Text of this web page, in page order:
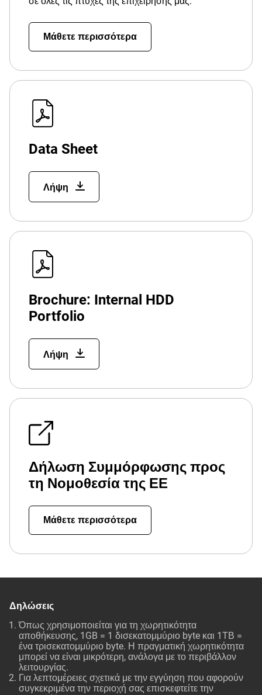
Μάθετε περισσότερα
Data Sheet
Λήψη
Brochure: Internal HDD
Portfolio
Λήψη
Δήλωση Συμμόρφωσης προς
τη Νομοθεσία της ΕΕ
Μάθετε περισσότερα
Δηλώσεις
Όπως χρησιμοποιείται για τη χωρητικότητα
αποθήκευσης, 1GB = 1 δισεκατομμύριο byte και 1ΤΒ =
ένα τρισεκατομμύριο byte. Η πραγματική χωρητικότητα
μπορεί να είναι μικρότερη, ανάλογα με το περιβάλλον
λειτουργίας.
Για λεπτομέρειες σχετικά με την εγγύηση που αφορούν
συγκεκριμένα την περιοχή σας επισκεφτείτε την